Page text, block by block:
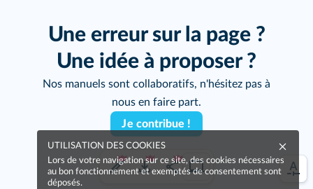
Une erreur sur la page ?
Une idée à proposer ?
Nos manuels sont collaboratifs, n'hésitez pas à
nous en faire part.
Je contribue !
UTILISATION DES COOKIES
Lors de votre navigation sur ce site, des cookies nécessaires
au bon fonctionnement et exemptés de consentement sont
déposés.